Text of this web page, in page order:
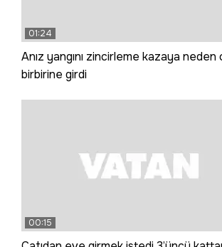
01:24
Anız yangını zincirleme kazaya neden
birbirine girdi
00:15